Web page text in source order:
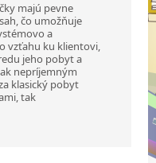
majú pevne
čo umožňuje
a
vzťahu ku klientovi,
jeho pobyt a
nepríjemným
klasický pobyt
tak